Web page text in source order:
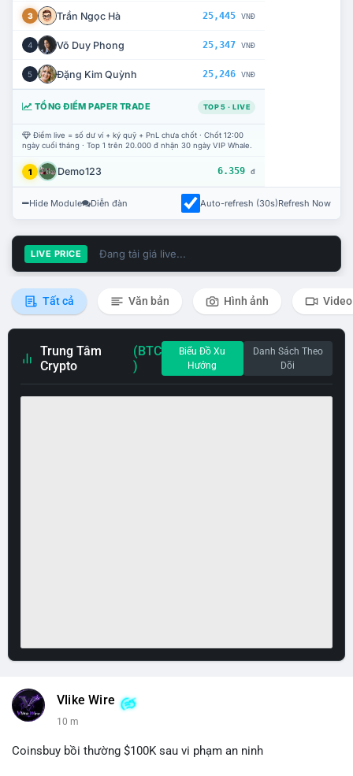
3 Trần Ngọc Hà 25,445 VNĐ
4 Võ Duy Phong 25,347 VNĐ
5 Đặng Kim Quỳnh 25,246 VNĐ
TỔNG ĐIỂM PAPER TRADE TOP 5 · LIVE
Điểm live = số dư ví + ký quỹ + PnL chưa chốt · Chốt 12:00
ngày cuối tháng · Top 1 trên 20.000 đ nhận 30 ngày VIP Whale.
1 Demo123 6.359 đ
Hide Module Diễn đàn Auto-refresh (30s)Refresh Now
LIVE PRICE Đang tải giá live...
Tất cả Văn bản Hình ảnh Video
Trung Tâm
Crypto
(BTC
)
Biểu Đồ Xu
Hướng
Danh Sách Theo
Dõi
Vlike Wire
10 m
Coinsbuy bồi thường $100K sau vi phạm an ninh